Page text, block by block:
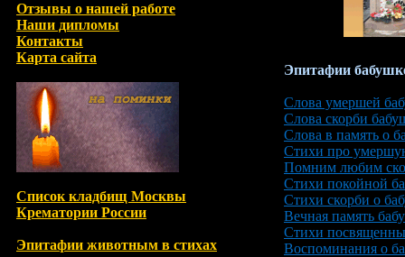
Отзывы о нашей работе
Наши дипломы
Контакты
Карта сайта
Список кладбищ Москвы
Крематории России
Эпитафии животным в стихах
Эпитафии
Слова умершей
Слова скорби
Слова в память о
Стихи про
Помним любим
Стихи покойной
Стихи скорби о
Вечная память
Стихи
Воспоминания о